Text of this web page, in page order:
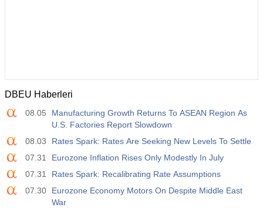
DBEU Haberleri
08.05
Manufacturing Growth Returns To ASEAN Region As
U.S. Factories Report Slowdown
08.03
Rates Spark: Rates Are Seeking New Levels To Settle
07.31
Eurozone Inflation Rises Only Modestly In July
07.31
Rates Spark: Recalibrating Rate Assumptions
07.30
Eurozone Economy Motors On Despite Middle East
War